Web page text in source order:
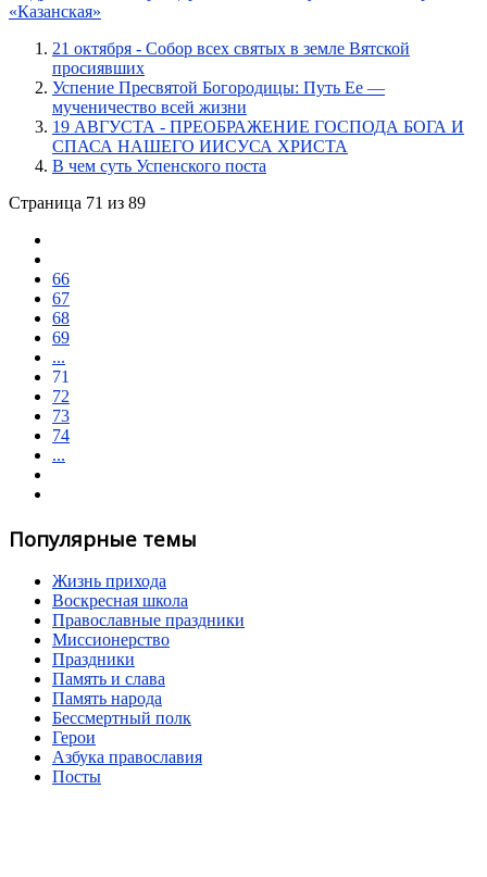
«Казанская»
21 октября - Собор всех святых в земле Вятской
просиявших
Успение Пресвятой Богородицы: Путь Ее —
мученичество всей жизни
19 АВГУСТА - ПРЕОБРАЖЕНИЕ ГОСПОДА БОГА И
СПАСА НАШЕГО ИИСУСА ХРИСТА
В чем суть Успенского поста
Страница 71 из 89
66
67
68
69
...
71
72
73
74
...
Популярные темы
Жизнь прихода
Воскресная школа
Православные праздники
Миссионерство
Праздники
Память и слава
Память народа
Бессмертный полк
Герои
Азбука православия
Посты